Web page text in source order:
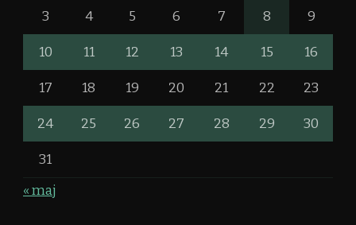
3 4 5 6 7 8 9
10 11 12 13 14 15 16
17 18 19 20 21 22 23
24 25 26 27 28 29 30
31
« maj